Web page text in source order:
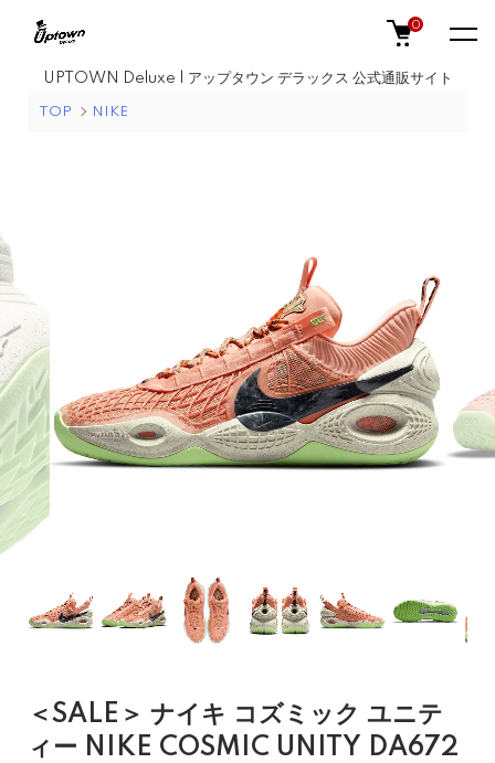
UPTOWN Deluxe | アップタウン デラックス 公式通販サイト
0
TOP NIKE
＜SALE＞ ナイキ コズミック ユニテ
ィー NIKE COSMIC UNITY DA672